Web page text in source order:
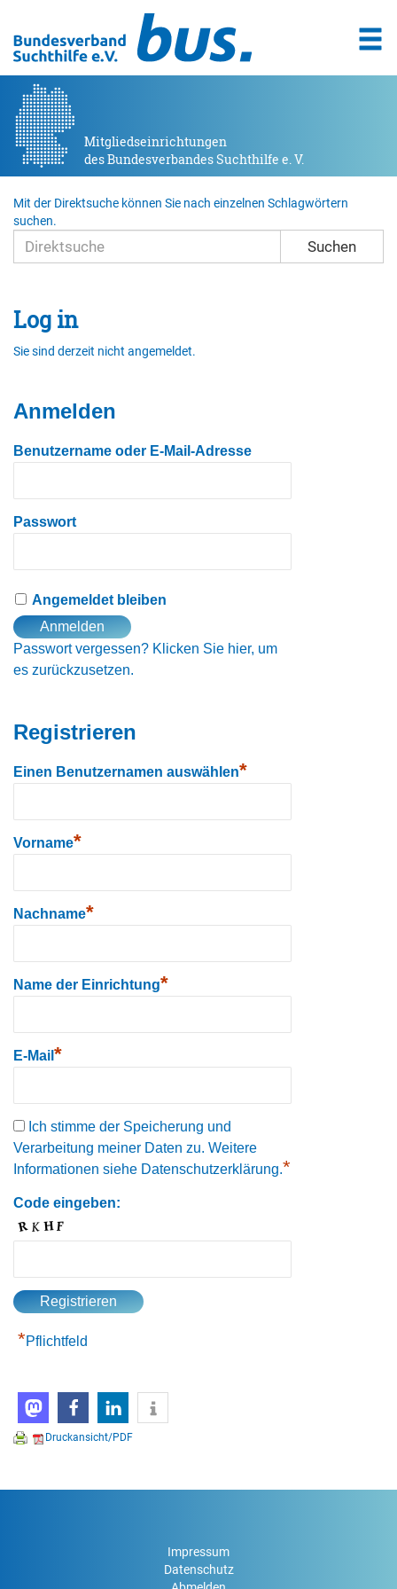
Mitgliedseinrichtungen
des Bundesverbandes Suchthilfe e. V.
Mit der Direktsuche können Sie nach einzelnen Schlagwörtern
suchen.
Suchen
Log in
Sie sind derzeit nicht angemeldet.
Anmelden
Benutzername oder E-Mail-Adresse
Passwort
Angemeldet bleiben
Passwort vergessen? Klicken Sie hier, um
es zurückzusetzen.
Registrieren
Einen Benutzernamen auswählen*
Vorname*
Nachname*
Name der Einrichtung*
E-Mail *
Ich stimme der Speicherung und
Verarbeitung meiner Daten zu. Weitere
Informationen siehe Datenschutzerklärung.*
Code eingeben:
*Pflichtfeld
Druckansicht/PDF
Impressum
Datenschutz